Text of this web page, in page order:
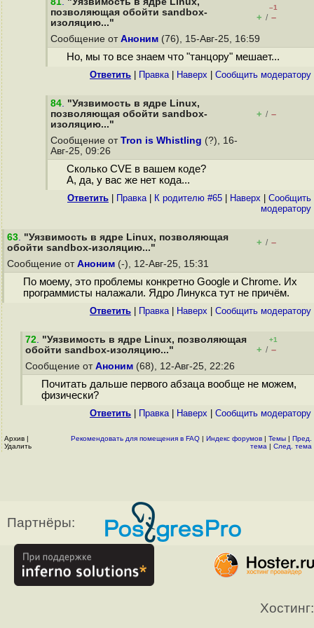
позволяющая обойти sandbox-
изоляцию..."
–1
+ / –
Сообщение от Аноним (76), 15-Авг-25, 16:59
Но, мы то все знаем что "танцору" мешает...
Ответить Правка| Наверх Cообщить модератору
84. "Уязвимость в ядре Linux,
позволяющая обойти sandbox-
изоляцию..."
+ / –
Сообщение от Tron is Whistling (?), 16-
Авг-25, 09:26
Сколько CVE в вашем коде?
А, да, у вас же нет кода...
Ответить Правка| К родителю #65 Наверх
Cообщить
модератору
63. "Уязвимость в ядре Linux, позволяющая
обойти sandbox-изоляцию..."
+ / –
Сообщение от Аноним (-), 12-Авг-25, 15:31
По моему, это проблемы конкретно Google и Chrome. Их
программисты налажали. Ядро Линукса тут не причём.
Ответить Правка| Наверх Cообщить модератору
72. "Уязвимость в ядре Linux, позволяющая
обойти sandbox-изоляцию..."
+1
+ / –
Сообщение от Аноним (68), 12-Авг-25, 22:26
Почитать дальше первого абзаца вообще не можем,
физически?
Ответить Правка| Наверх Cообщить модератору
Архив |
Удалить
Рекомендовать для помещения в FAQ | Индекс форумов | Темы | Пред.
тема | След. тема
Партнёры:
Хостинг: